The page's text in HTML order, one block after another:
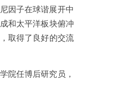
因子在球谐展开中
和太平洋板块俯冲
取得了良好的交流
院任博后研究员，